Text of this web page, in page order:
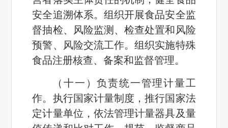
安全追溯体系。组织开展食品安全监
督抽检、风险监测、检查处置和风险
预警、风险交流工作。组织实施特殊
食品注册核查、备案和监督管理。
（十一）负责统一管理计量工
作。执行国家计量制度，推行国家法
定计量单位，依法管理计量器具及量